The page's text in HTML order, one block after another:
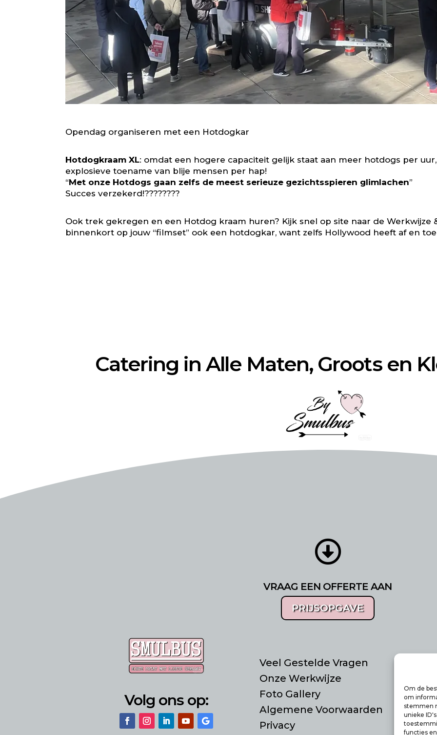
Om de
om
stemmen
unieke
functies
Opendag organiseren met een Hotdogkar
Hotdogkraam XL: omdat een hogere capaciteit gelijk staat aan meer hotdogs per
explosieve toename van blije mensen per hap!
“Met onze Hotdogs gaan zelfs de meest serieuze gezichtsspieren glimlachen”
Succes verzekerd!????????
Ook trek gekregen en een Hotdog kraam huren? Kijk snel op site naar deWerkwijze
binnenkort op jouw “filmset” ook een hotdogkar, want zelfs Hollywood heeft af en
Catering in Alle Maten, Groots en

VRAAG EEN OFFERTE AAN
PRIJSOPGAVE
Volg ons op:
Veel Gestelde Vragen
Onze Werkwijze
Foto Gallery
Algemene Voorwaarden
Privacy
06